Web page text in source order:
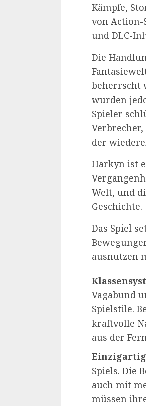
Kämpfe,
von Action-
und DLC-
Die
beherrscht
wurden
Spieler
der
Harkyn ist
Welt, und
Geschichte.
Das Spiel
ausnutzen
Vagabund
Spielstile.
kraftvolle
aus der
Spiels. Die
auch mit
müssen